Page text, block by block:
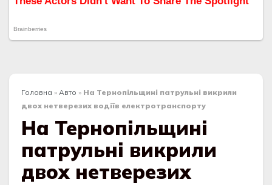
Головна » Авто » На Тернопільщині патрульні викрили
двох нетверезих водіїв електротранспорту
На Тернопільщині
патрульні викрили
двох нетверезих